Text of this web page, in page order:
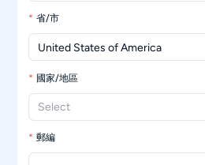
省/市
United States of America
國家/地區
Select
郵編